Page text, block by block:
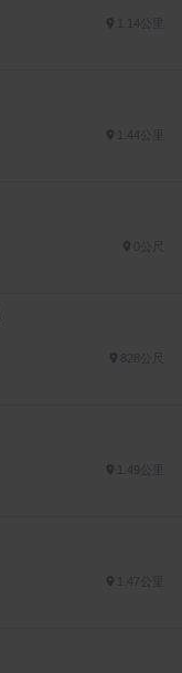
1.14公里
1.44公里
828公尺
1.49公里
1.47公里